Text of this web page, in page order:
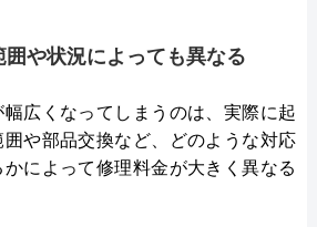
や状況によっても異なる
広くなってしまうのは、実際に起
や部品交換など、どのような対応
によって修理料金が大きく異なる